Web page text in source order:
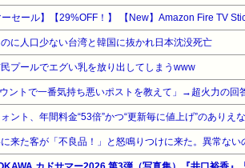
に人口少ない台湾と韓国に抜かれ日本沈没死亡
民プールでエグい乳を放り出してしまうwww
ントで一番気持ち悪いポストを教えて」→超火力の回
ント、年間料金“53倍”かつ“更新毎に値上げ”のありえ